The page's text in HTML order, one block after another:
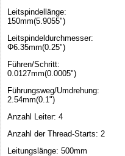
Leitspindellänge:
150mm(5.9055")
Leitspindeldurchmesser:
Φ6.35mm(0.25")
Führen/Schritt:
0.0127mm(0.0005")
Führungsweg/Umdrehung:
2.54mm(0.1")
Anzahl Leiter: 4
Anzahl der Thread-Starts: 2
Leitungslänge: 500mm